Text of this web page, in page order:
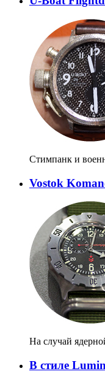
Стимпанк и
Vostok
На случай
В стиле